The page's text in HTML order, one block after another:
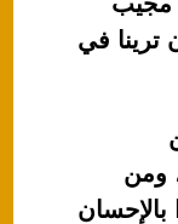
ترينا في
ومن